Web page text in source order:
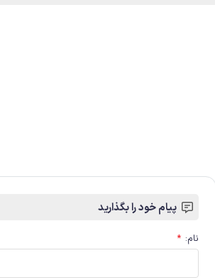
پیام خود را بگذارید
نام:
*